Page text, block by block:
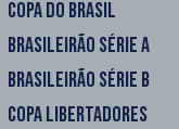
COPA DO BRASIL
BRASILEIRÃO SÉRIE A
BRASILEIRÃO SÉRIE B
COPA LIBERTADORES